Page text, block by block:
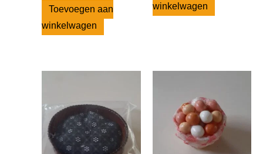
Toevoegen aan
winkelwagen
winkelwagen